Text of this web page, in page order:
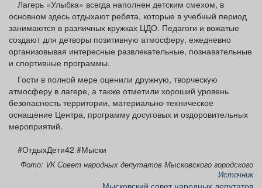
ТВ программа Я - пенсионер
Лагерь «Улыбка» всегда наполнен детским смехом, в
основном здесь отдыхают ребята, которые в учебный период
занимаются в различных кружках ЦДО. Педагоги и вожатые
создают для детворы позитивную атмосферу, ежедневно
организовывая интересные развлекательные, познавательные
и спортивные программы.
Гости в полной мере оценили дружную, творческую
атмосферу в лагере, а также отметили хороший уровень
безопасность территории, материально‑техническое
оснащение Центра, программу досуговых и оздоровительных
мероприятий.
#ОтдыхДети42 #Мыски
Фото: VK Совет народных депутатов Мысковского городского
Источник